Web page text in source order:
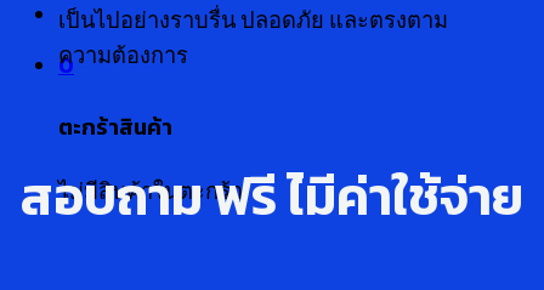
0
ตะกร้าสินค้า
ไม่มีสินค้าในตะกร้า
เป็นไปอย่างราบรื่น ปลอดภัย และตรงตาม
ความต้องการ
สอบถาม ฟรี ไ่มีค่าใช้จ่าย